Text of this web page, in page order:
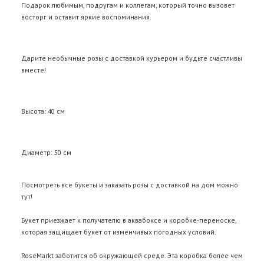
Подарок любимым, подругам и коллегам, который точно вызовет
восторг и оставит яркие воспоминания.
Дарите необычные розы с доставкой курьером и будьте счастливы
вместе!
Высота: 40 см
Диаметр: 50 см
Посмотреть все букеты и заказать розы с доставкой на дом можно
тут!
Букет приезжает к получателю в аквабоксе и коробке-переноске,
которая защищает букет от изменчивых погодных условий.
RoseMarkt заботится об окружающей среде. Эта коробка более чем